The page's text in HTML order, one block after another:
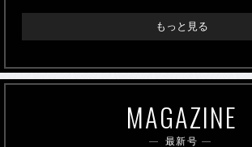
もっと見る
MAGAZINE
最新号